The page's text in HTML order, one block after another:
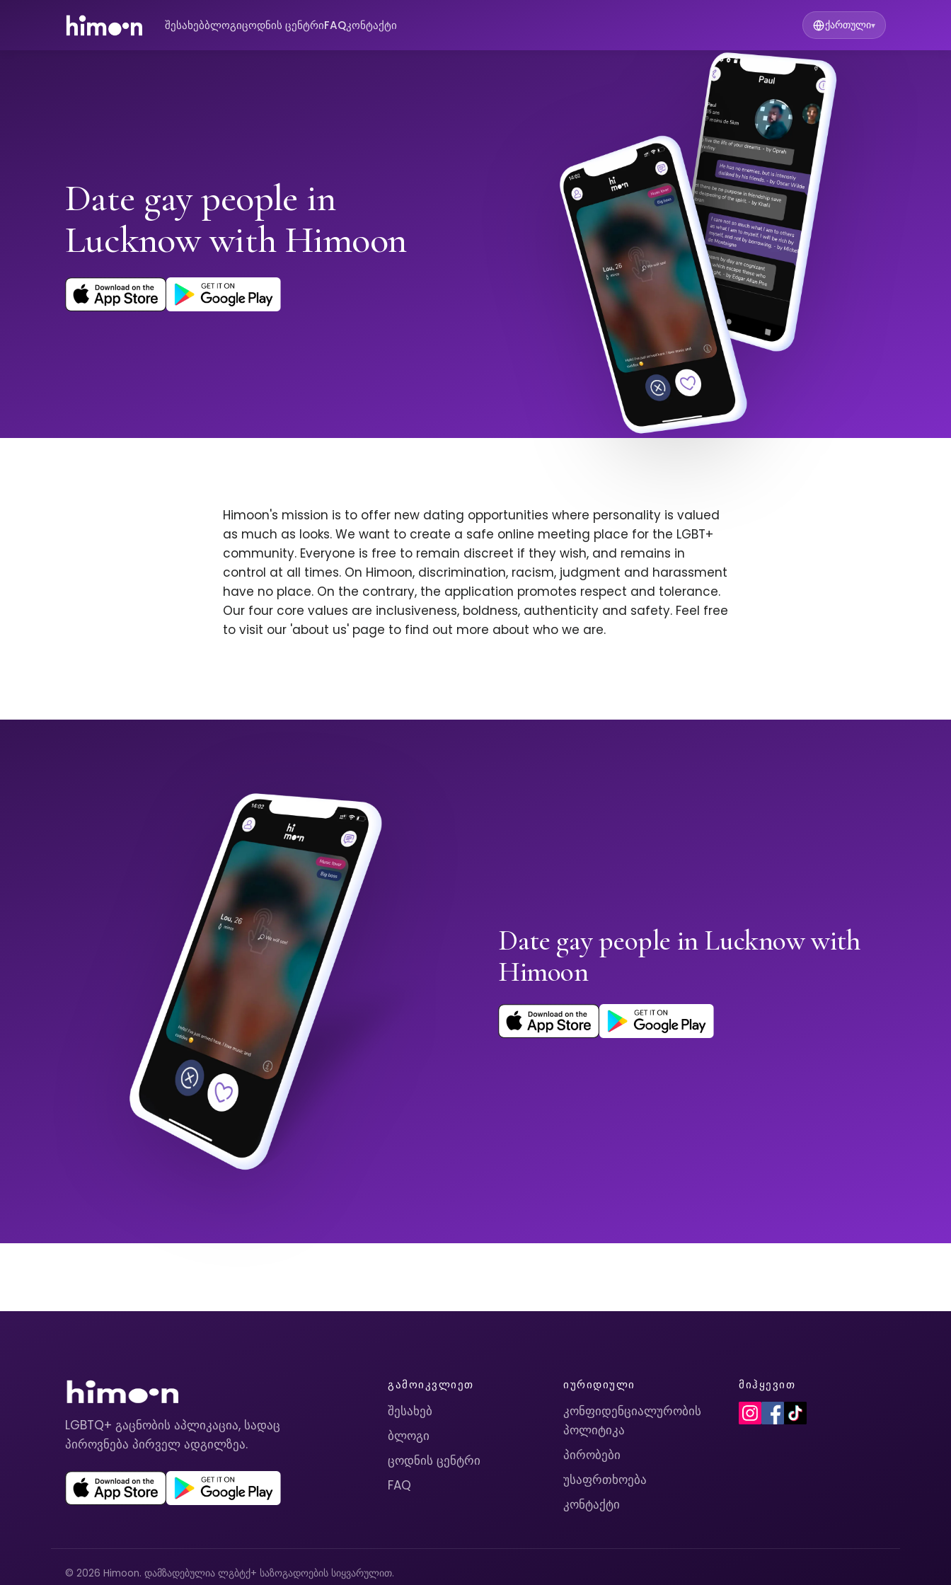
შესახებბლოგიცოდნის ცენტრიFAQკონტაქტი ქართული▾
Date gay people in
Lucknow with Himoon
Himoon's mission is to offer new dating opportunities where personality is valued
as much as looks. We want to create a safe online meeting place for the LGBT+
community. Everyone is free to remain discreet if they wish, and remains in
control at all times. On Himoon, discrimination, racism, judgment and harassment
have no place. On the contrary, the application promotes respect and tolerance.
Our four core values are inclusiveness, boldness, authenticity and safety. Feel free
to visit our 'about us' page to find out more about who we are.
Date gay people in Lucknow with
Himoon
LGBTQ+ გაცნობის აპლიკაცია, სადაც
პიროვნება პირველ ადგილზეა.
ᲒᲐᲛᲝᲘᲙᲕᲚᲘᲔᲗ
შესახებ
ბლოგი
ცოდნის ცენტრი
FAQ
ᲘᲣᲠᲘᲓᲘᲣᲚᲘ
კონფიდენციალურობის
პოლიტიკა
პირობები
უსაფრთხოება
კონტაქტი
ᲛᲘᲰᲧᲔᲕᲘᲗ
© 2026 Himoon. დამზადებულია ლგბტქ+ საზოგადოების სიყვარულით.